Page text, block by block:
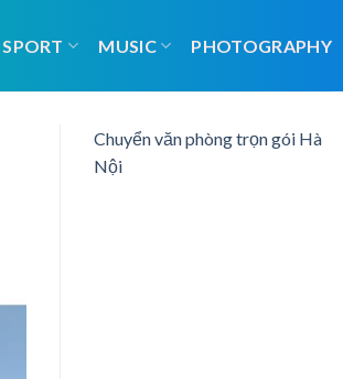
SPORT MUSIC PHOTOGRAPHY
Chuyển văn phòng trọn gói Hà
Nội